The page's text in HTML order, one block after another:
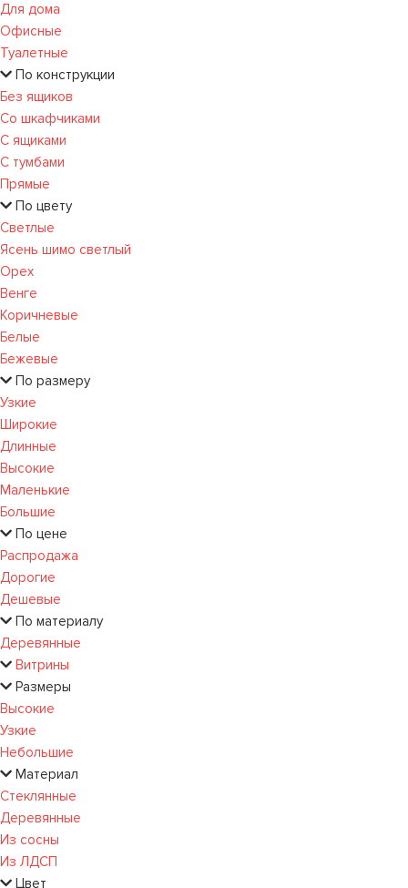
Для дома
Офисные
Туалетные
По конструкции
Без ящиков
Со шкафчиками
С ящиками
С тумбами
Прямые
По цвету
Светлые
Ясень шимо светлый
Орех
Венге
Коричневые
Белые
Бежевые
По размеру
Узкие
Широкие
Длинные
Высокие
Маленькие
Большие
По цене
Распродажа
Дорогие
Дешевые
По материалу
Деревянные
Витрины
Размеры
Высокие
Узкие
Небольшие
Материал
Стеклянные
Деревянные
Из сосны
Из ЛДСП
Цвет